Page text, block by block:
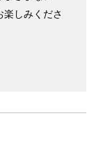
しみくださ